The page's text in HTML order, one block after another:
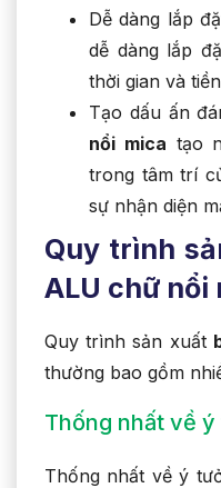
Dễ dàng lắp
dễ dàng lắp
thời gian và
Tạo dấu ấn
nổi mica tạo
trong tâm trí
sự nhận diện
Quy trình
ALU chữ nổi
Quy trình sản xuất
thường bao gồm
Thống nhất về
Thống nhất về ý